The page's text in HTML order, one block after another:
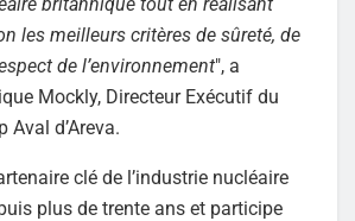
les meilleurs critères de sûreté, de
de l’environnement", a
Mockly, Directeur Exécutif du
Aval d’Areva.
clé de l’industrie nucléaire
plus de trente ans et participe